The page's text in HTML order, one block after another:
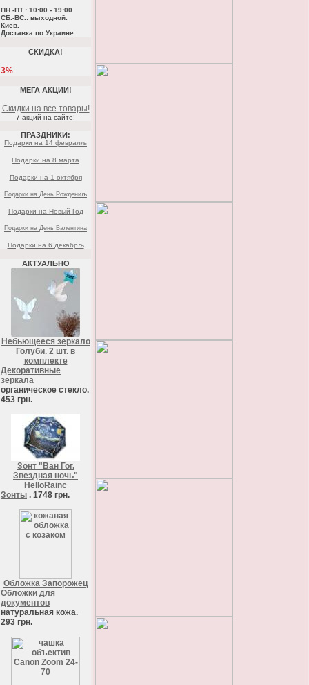
ПН.-ПТ.: 10:00 - 19:00
СБ.-ВС.: выходной.
Киев.
Доставка по Украине
СКИДКА!
3%
МЕГА АКЦИИ!
Скидки на все товары!
7 акций на сайте!
ПРАЗДНИКИ:
Подарки на 14 февралљ
Подарки на 8 марта
Подарки на 1 октября
Подарки на День Рождениљ
Подарки на Новый Год
Подарки на День Валентина
Подарки на 6 декабрљ
АКТУАЛЬНО
Небьющееся зеркало
Голуби. 2 шт. в
комплекте
Декоративные
зеркала
органическое стекло.
453 грн.
Зонт "Ван Гог.
Звездная ночь"
HelloRainc
Зонты . 1748 грн.
Обложка Запорожец
Обложки для
документов
натуральная кожа.
293 грн.